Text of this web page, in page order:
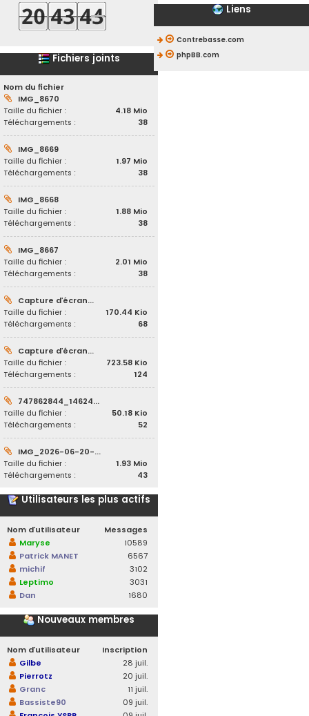
Fichiers joints
Nom du fichier
IMG_8670
Taille du fichier :
4.18 Mio
Téléchargements :
38
IMG_8669
Taille du fichier :
1.97 Mio
Téléchargements :
38
IMG_8668
Taille du fichier :
1.88 Mio
Téléchargements :
38
IMG_8667
Taille du fichier :
2.01 Mio
Téléchargements :
38
Capture d’écran...
Taille du fichier :
170.44 Kio
Téléchargements :
68
Capture d’écran...
Taille du fichier :
723.58 Kio
Téléchargements :
124
747862844_14624...
Taille du fichier :
50.18 Kio
Téléchargements :
52
IMG_2026-06-20-...
Taille du fichier :
1.93 Mio
Téléchargements :
43
Utilisateurs les plus actifs
Nom d’utilisateur
Messages
Maryse
10589
Patrick MANET
6567
michif
3102
Leptimo
3031
Dan
1680
Nouveaux membres
Nom d’utilisateur
Inscription
Gilbe
28 juil.
Pierrotz
20 juil.
Granc
11 juil.
Bassiste90
09 juil.
Liens
Contrebasse.com
phpBB.com